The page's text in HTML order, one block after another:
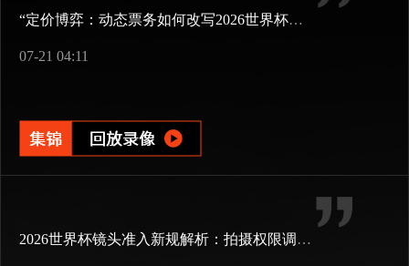
“定价博弈：动态票务如何改写2026世界杯财富格局”
07-21 04:11
2026世界杯镜头准入新规解析：拍摄权限调整与现场执行要点